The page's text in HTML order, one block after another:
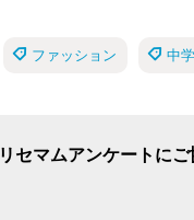
ファッション 中
リセマムアンケートに